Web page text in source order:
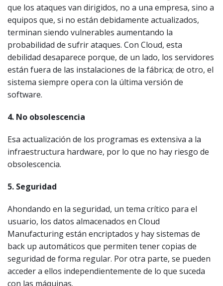
que los ataques van dirigidos, no a una empresa, sino a
equipos que, si no están debidamente actualizados,
terminan siendo vulnerables aumentando la
probabilidad de sufrir ataques. Con Cloud, esta
debilidad desaparece porque, de un lado, los servidores
están fuera de las instalaciones de la fábrica; de otro, el
sistema siempre opera con la última versión de
software.
4. No obsolescencia
Esa actualización de los programas es extensiva a la
infraestructura hardware, por lo que no hay riesgo de
obsolescencia.
5. Seguridad
Ahondando en la seguridad, un tema crítico para el
usuario, los datos almacenados en Cloud
Manufacturing están encriptados y hay sistemas de
back up automáticos que permiten tener copias de
seguridad de forma regular. Por otra parte, se pueden
acceder a ellos independientemente de lo que suceda
con las máquinas.